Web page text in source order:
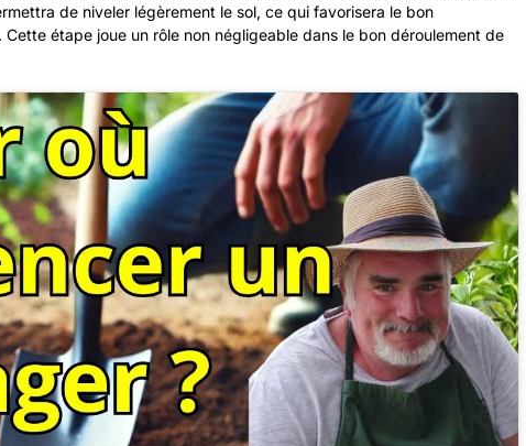
de niveler légèrement le sol, ce qui favorisera le bon
étape joue un rôle non négligeable dans le bon déroulement de